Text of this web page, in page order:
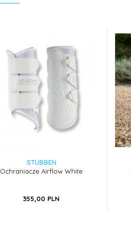
STUBBEN
Ochraniacze Airflow White
355,00 PLN